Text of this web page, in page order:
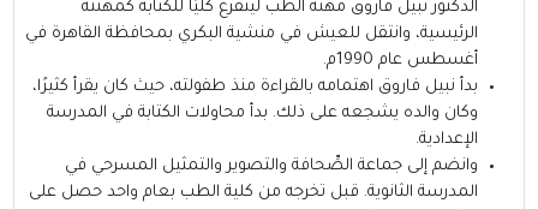
الدكتور نبيل فاروق مهنة الطب ليتفرغ كليًا للكتابة كمهنته
الرئيسية، وانتقل للعيش في منشية البكري بمحافظة القاهرة في
أغسطس عام 1990م.
بدأ نبيل فاروق اهتمامه بالقراءة منذ طفولته، حيث كان يقرأ كثيرًا،
وكان والده يشجعه على ذلك. بدأ محاولات الكتابة في المدرسة
الإعدادية.
وانضم إلى جماعة الصِّحافة والتصوير والتمثيل المسرحي في
المدرسة الثانوية. قبل تخرجه من كلية الطب بعام واحد حصل على